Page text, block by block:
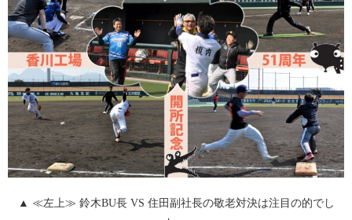
▲ ≪左上≫ 鈴木BU長 VS 住田副社長の敬老対決は注目の的でし